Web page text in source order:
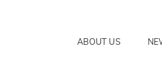
ABOUT US